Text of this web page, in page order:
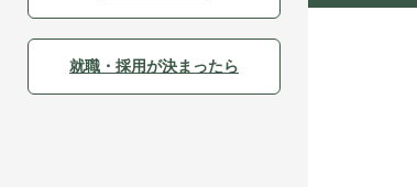
就職・採用が決まったら